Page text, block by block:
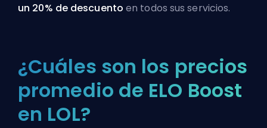
un 20% de descuentoen todos sus servicios.
¿Cuáles son los precios
promedio de ELO Boost
en LOL?